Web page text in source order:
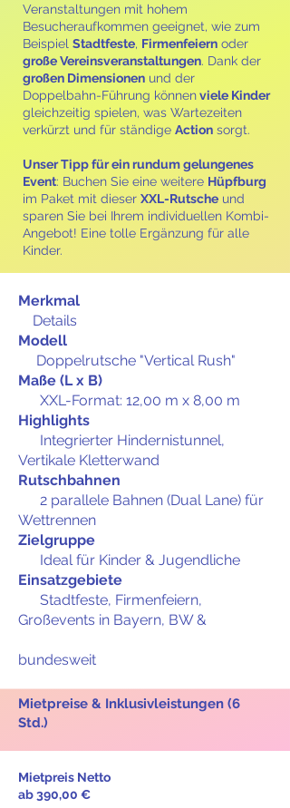
Veranstaltungen mit hohem
Besucheraufkommen geeignet, wie zum
Beispiel Stadtfeste, Firmenfeiern oder
große Vereinsveranstaltungen. Dank der
großen Dimensionen und der
Doppelbahn-Führung könnenviele Kinder
gleichzeitig spielen, was Wartezeiten
verkürzt und für ständige Action sorgt.
Unser Tipp für ein rundum gelungenes
Event: Buchen Sie eine weitere Hüpfburg
im Paket mit dieser XXL-Rutsche und
sparen Sie bei Ihrem individuellen Kombi-
Angebot! Eine tolle Ergänzung für alle
Kinder.
Merkmal
Details
Modell
Doppelrutsche "Vertical Rush"
Maße (L x B)
XXL-Format: 12,00 m x 8,00 m
Highlights
Integrierter Hindernistunnel,
Vertikale Kletterwand
Rutschbahnen
2 parallele Bahnen (Dual Lane) für
Wettrennen
Zielgruppe
Ideal für Kinder & Jugendliche
Einsatzgebiete
Stadtfeste, Firmenfeiern,
Großevents in Bayern, BW &
bundesweit
Mietpreise & Inklusivleistungen (6
Std.)
Mietpreis Netto
ab 390,00 €